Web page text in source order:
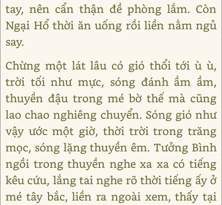
tay, nên cẩn thận đề phòng lắm. Còn
Ngại Hổ thời ăn uống rồi liền nằm ngủ
say.
Chừng một lát lâu có gió thổi tới ù ù,
trời tối như mực, sóng đánh ầm ầm,
thuyền đậu trong mé bờ thế mà cũng
lao chao nghiêng chuyển. Sóng gió như
vậy ước một giờ, thời trời trong trăng
mọc, sóng lặng thuyền êm. Tưởng Bình
ngồi trong thuyền nghe xa xa có tiếng
kêu cứu, lắng tai nghe rõ thời tiếng ấy ở
mé tây bắc, liền ra ngoài xem, thấy tại